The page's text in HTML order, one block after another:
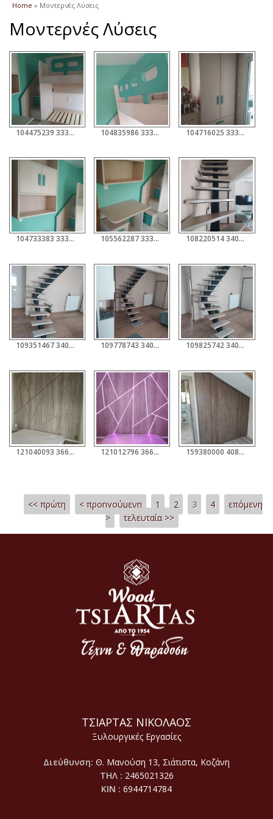
You are here
Home » Μοντερνές Λύσεις
Μοντερνές Λύσεις
104475239 3336513243039602 5684356752004976127 O 104835986 3336517393039187 6662370934180923129 O 104716025 3336515296372730 571462220416374334 O
104733383 3336513576372902 5841200075263213643 O 105562287 3336513933039533 3364746427678806778 O 108220514 3403849599639299 6520406675513669316 O
109351467 3403848976306028 2534767619174373397 O 109778743 3403849422972650 105913318414966368 O 109825742 3403849209639338 3933896529607541212 O
121040093 3664160510274872 4193818540401060049 O 121012796 3664161890274734 6819722207976672047 O 159380000 4087907371233515 851071693054077482 N
Pages<< πρώτη < προηγούμενη 1 2 3 4
επόμενη
>
τελευταία >>
ΤΣΙΑΡΤΑΣ ΝΙΚΟΛΑΟΣ
Ξυλουργικές Εργασίες
Διεύθυνση: Θ. Μανούση 13, Σιάτιστα, Κοζάνη
ΤΗΛ : 2465021326
ΚΙΝ : 6944714784